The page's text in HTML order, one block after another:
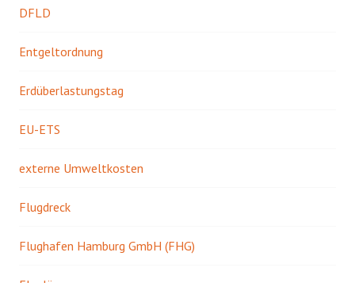
DFLD
Entgeltordnung
Erdüberlastungstag
EU-ETS
externe Umweltkosten
Flugdreck
Flughafen Hamburg GmbH (FHG)